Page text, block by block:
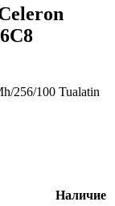
Наличие